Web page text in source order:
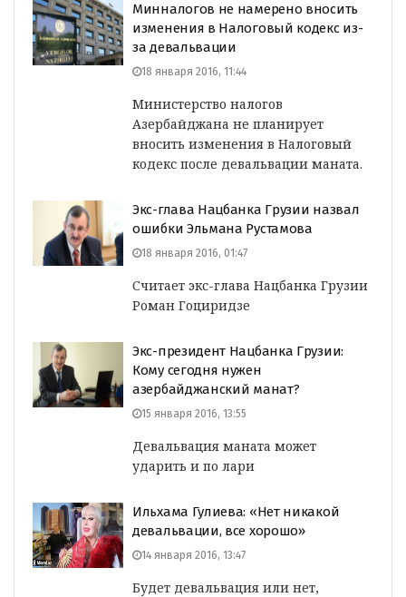
Минналогов не намерено вносить
изменения в Налоговый кодекс из-
за девальвации
18 января 2016, 11:44
Министерство налогов
Азербайджана не планирует
вносить изменения в Налоговый
кодекс после девальвации маната.
Экс-глава Нацбанка Грузии назвал
ошибки Эльмана Рустамова
18 января 2016, 01:47
Считает экс-глава Нацбанка Грузии
Роман Гоциридзе
Экс-президент Нацбанка Грузии:
Кому сегодня нужен
азербайджанский манат?
15 января 2016, 13:55
Девальвация маната может
ударить и по лари
Ильхама Гулиева: «Нет никакой
девальвации, все хорошо»
14 января 2016, 13:47
Будет девальвация или нет,